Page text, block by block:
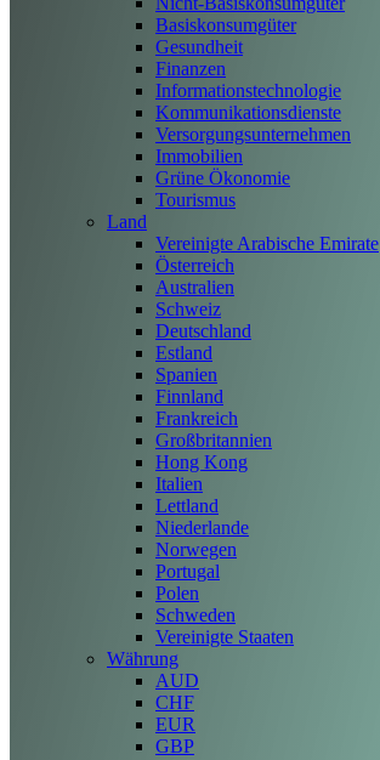
Basiskonsumgüter
Gesundheit
Finanzen
Informationstechnologie
Kommunikationsdienste
Versorgungsunternehmen
Immobilien
Grüne Ökonomie
Tourismus
Land
Vereinigte Arabische Emirate
Österreich
Australien
Schweiz
Deutschland
Estland
Spanien
Finnland
Frankreich
Großbritannien
Hong Kong
Italien
Lettland
Niederlande
Norwegen
Portugal
Polen
Schweden
Vereinigte Staaten
Währung
AUD
CHF
EUR
GBP